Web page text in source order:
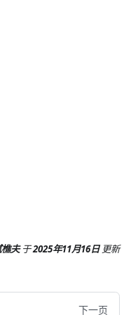
夫 于2025年11月16日 更新
下一页